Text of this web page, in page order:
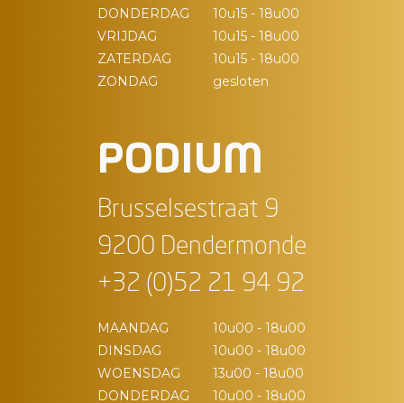
DONDERDAG
10u15 - 18u00
VRIJDAG
10u15 - 18u00
ZATERDAG
10u15 - 18u00
ZONDAG
gesloten
PODIUM
Brusselsestraat 9
9200 Dendermonde
+32 (0)52 21 94 92
MAANDAG
10u00 - 18u00
DINSDAG
10u00 - 18u00
WOENSDAG
13u00 - 18u00
DONDERDAG
10u00 - 18u00